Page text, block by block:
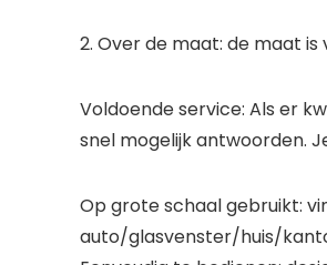
2. Over de maat: de maat
Voldoende service: Als er
snel mogelijk antwoorden.
Op grote schaal gebruikt:
auto/glasvenster/huis/